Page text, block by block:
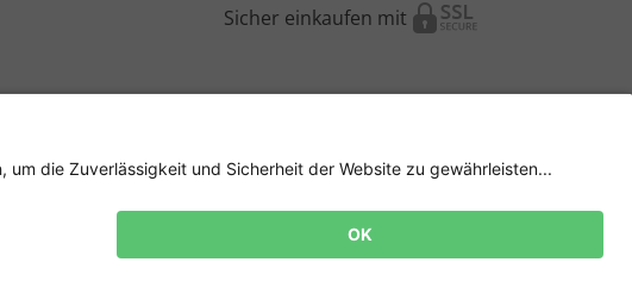
Sicher einkaufen mit